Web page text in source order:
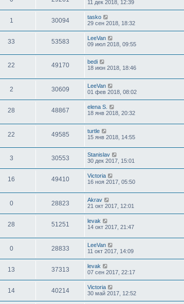
11 дек 2018, 12:39
1 30094
tasko
29 сен 2018, 18:32
33 53583
LeeVan
09 июл 2018, 09:55
22 49170
bedi
18 июн 2018, 18:46
2 30609
LeeVan
01 фев 2018, 08:02
28 48867
elena S.
18 янв 2018, 20:32
22 49585
turtle
15 янв 2018, 14:55
3 30553
Stanislav
30 дек 2017, 15:01
16 49410
Victoria
16 ноя 2017, 05:50
0 28823
Akrav
21 окт 2017, 12:01
28 51251
levak
14 окт 2017, 21:47
0 28833
LeeVan
11 окт 2017, 14:09
13 37313
levak
07 сен 2017, 22:17
14 40214
Victoria
30 май 2017, 12:52